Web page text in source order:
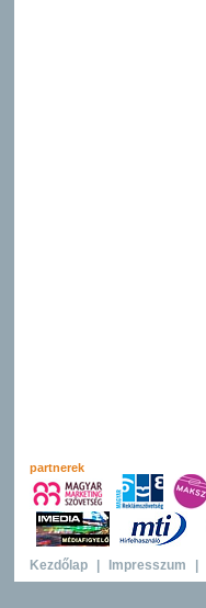
partnerek
Kezdőlap Impresszum